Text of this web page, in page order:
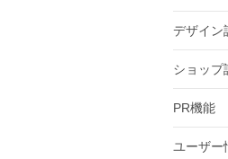
デザイン
ショップ
PR機能
ユーザー